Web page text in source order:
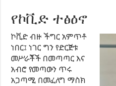
የኮቪድ ተፅዕኖ
ኮቪድ ብዙ ችግር አምጥቶ
ነበር፤ ነገር ግን የድርጅቱ
መሥራቾች በመጣጣር እና
አብሮ የመጣውን ጥሩ
አጋጣሚ በመፈለግ ማስክ